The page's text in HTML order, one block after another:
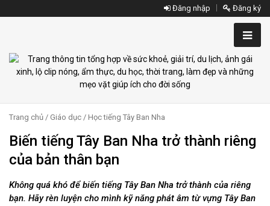
Đăng nhập Đăng ký
Trang chủ / Giáo dục / Học tiếng Tây Ban Nha
Biến tiếng Tây Ban Nha trở thành riêng
của bản thân bạn
Không quá khó để biến tiếng Tây Ban Nha trở thành của riêng
bạn. Hãy rèn luyện cho mình kỹ năng phát âm từ vựng Tây Ban